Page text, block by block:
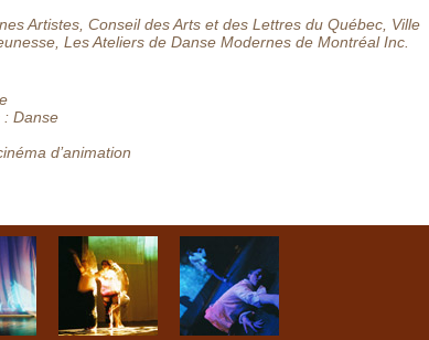
Artistes, Conseil des Arts et des Lettres du Québec, Ville
Les Ateliers de Danse Modernes de Montréal Inc.
: Danse
d’animation